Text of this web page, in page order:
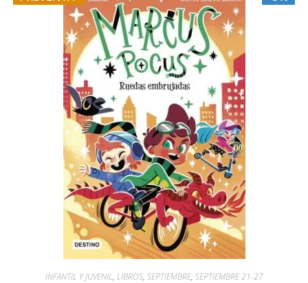
INFANTIL Y JUVENIL, LIBROS, SEPTIEMBRE, SEPTIEMBRE 21-27